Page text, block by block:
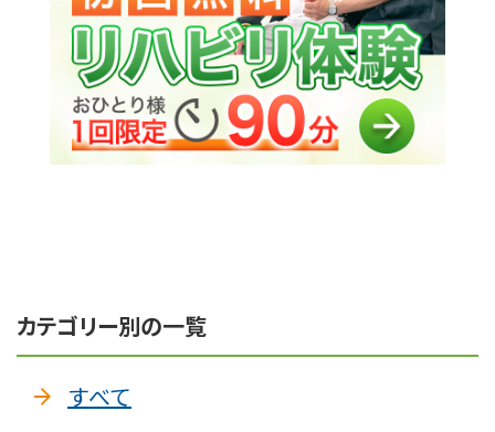
カテゴリー別の一覧
すべて